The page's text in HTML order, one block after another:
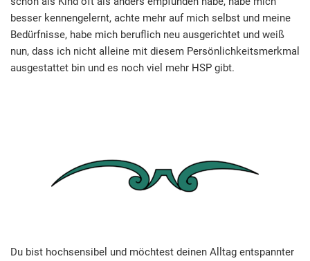
besser kennengelernt, achte mehr auf mich selbst und meine
Bedürfnisse, habe mich beruflich neu ausgerichtet und weiß
nun, dass ich nicht alleine mit diesem Persönlichkeitsmerkmal
ausgestattet bin und es noch viel mehr HSP gibt.
Du bist hochsensibel und möchtest deinen Alltag entspannter